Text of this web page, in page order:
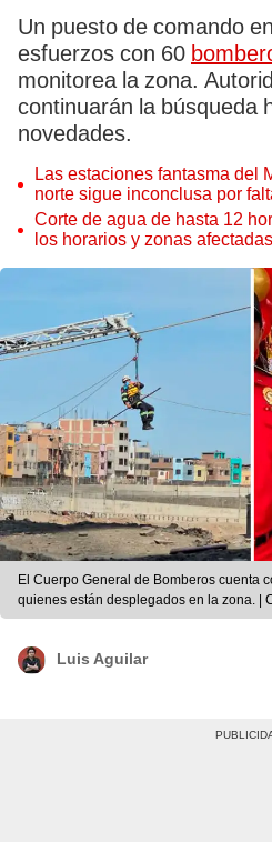
Un puesto de comando
esfuerzos con 60
monitorea la zona.
continuarán la búsqueda
novedades.
Las estaciones fantasma del
norte sigue inconclusa por
estancada
Corte de agua de hasta 12
los horarios y zonas
El Cuerpo General de Bomberos cuenta
quienes están desplegados en la zona. |
Luis Aguilar